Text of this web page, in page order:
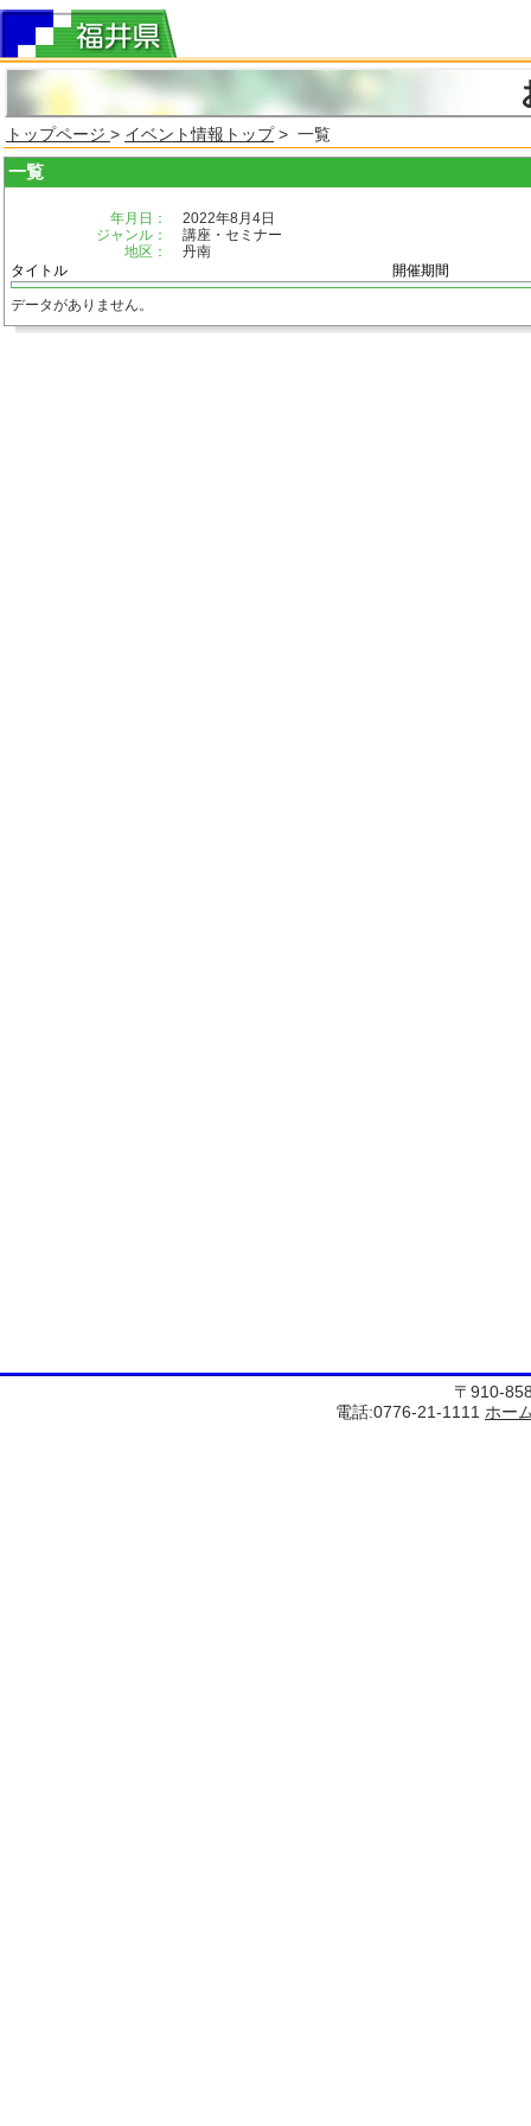
トップページ > イベント情報トップ> 一覧
一覧
年月日：
2022年8月4日
ジャンル：
講座・セミナー
地区：
丹南
タイトル
開催期間
データがありません。
〒910-
電話:0776-21-1111 ホー